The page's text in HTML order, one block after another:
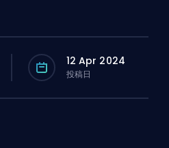
12 Apr 2024
投稿日